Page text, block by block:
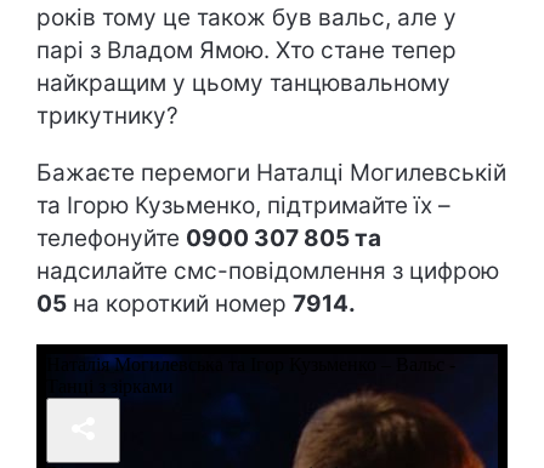
років тому це також був вальс, але у
парі з Владом Ямою. Хто стане тепер
найкращим у цьому танцювальному
трикутнику?
Бажаєте перемоги Наталці Могилевській
та Ігорю Кузьменко, підтримайте їх –
телефонуйте 0900 307 805 та
надсилайте смс-повідомлення з цифрою
05 на короткий номер 7914.